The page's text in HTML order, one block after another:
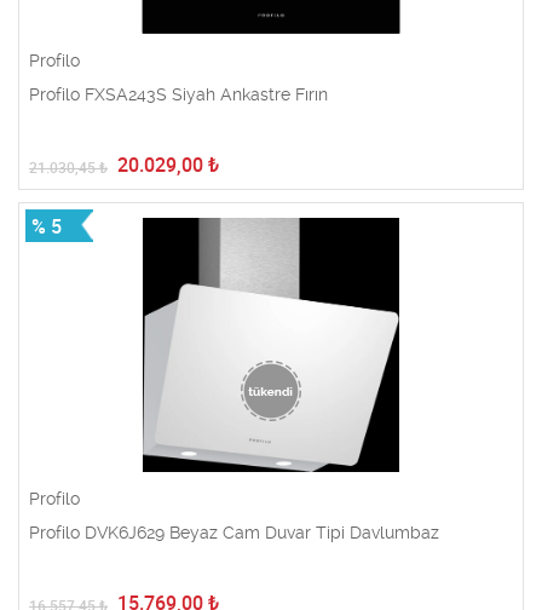
Profilo
Profilo FXSA243S Siyah Ankastre Fırın
21.030,45₺ 20.029,00 ₺
% 5
Profilo
Profilo DVK6J629 Beyaz Cam Duvar Tipi Davlumbaz
16.557,45₺ 15.769,00 ₺